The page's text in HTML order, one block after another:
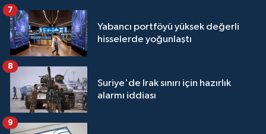
Yabancı portföyü yüksek değerli
hisselerde yoğunlaştı
7
Suriye'de Irak sınırı için hazırlık
alarmı iddiası
8
9